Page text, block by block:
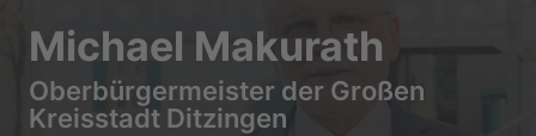
Michael Makurath
Oberbürgermeister der Großen
Kreisstadt Ditzingen